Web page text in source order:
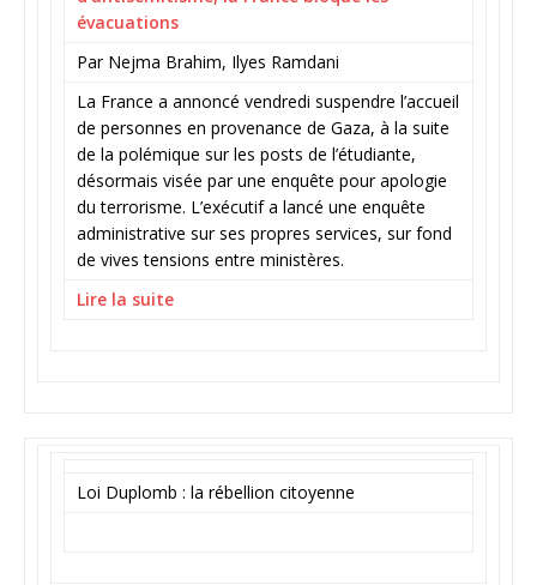
évacuations
Par Nejma Brahim, Ilyes Ramdani
La France a annoncé vendredi suspendre l’accueil
de personnes en provenance de Gaza, à la suite
de la polémique sur les posts de l’étudiante,
désormais visée par une enquête pour apologie
du terrorisme. L’exécutif a lancé une enquête
administrative sur ses propres services, sur fond
de vives tensions entre ministères.
Lire la suite
Loi Duplomb : la rébellion citoyenne